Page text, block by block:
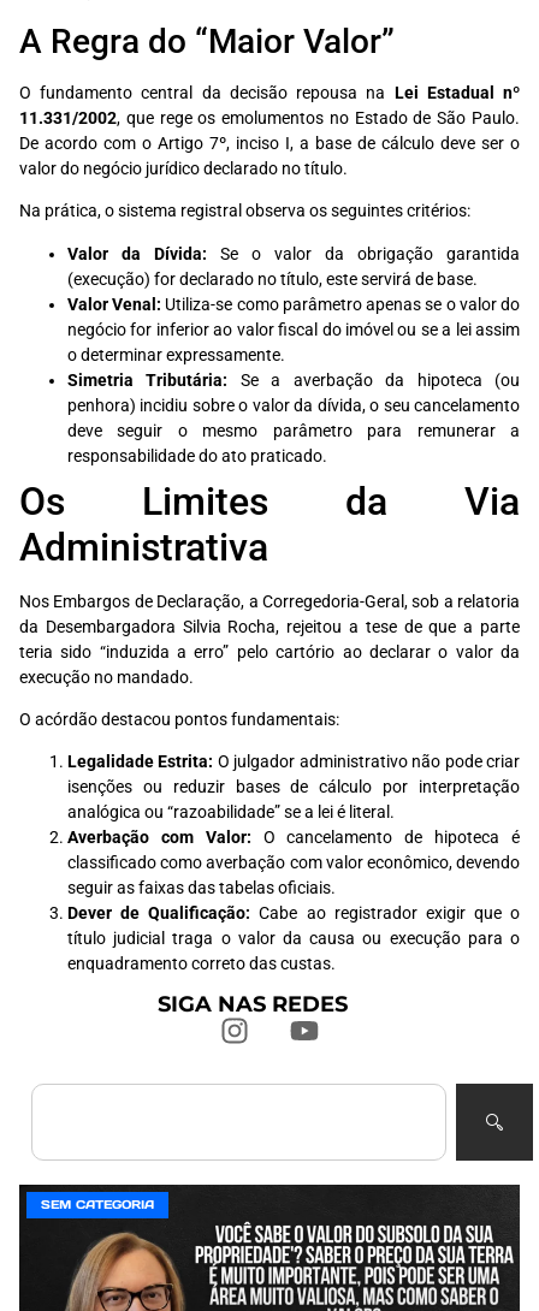
A Regra do “Maior Valor”
O fundamento central da decisão repousa na Lei Estadual nº
11.331/2002, que rege os emolumentos no Estado de São Paulo.
De acordo com o Artigo 7º, inciso I, a base de cálculo deve ser o
valor do negócio jurídico declarado no título.
Na prática, o sistema registral observa os seguintes critérios:
Valor da Dívida: Se o valor da obrigação garantida
(execução) for declarado no título, este servirá de base.
Valor Venal: Utiliza-se como parâmetro apenas se o valor do
negócio for inferior ao valor fiscal do imóvel ou se a lei assim
o determinar expressamente.
Simetria Tributária: Se a averbação da hipoteca (ou
penhora) incidiu sobre o valor da dívida, o seu cancelamento
deve seguir o mesmo parâmetro para remunerar a
responsabilidade do ato praticado.
Os Limites da Via
Administrativa
Nos Embargos de Declaração, a Corregedoria-Geral, sob a relatoria
da Desembargadora Silvia Rocha, rejeitou a tese de que a parte
teria sido “induzida a erro” pelo cartório ao declarar o valor da
execução no mandado.
O acórdão destacou pontos fundamentais:
Legalidade Estrita: O julgador administrativo não pode criar
isenções ou reduzir bases de cálculo por interpretação
analógica ou “razoabilidade” se a lei é literal.
Averbação com Valor: O cancelamento de hipoteca é
classificado como averbação com valor econômico, devendo
seguir as faixas das tabelas oficiais.
Dever de Qualificação: Cabe ao registrador exigir que o
título judicial traga o valor da causa ou execução para o
enquadramento correto das custas.
SIGA NAS REDES
SEM CATEGORIA